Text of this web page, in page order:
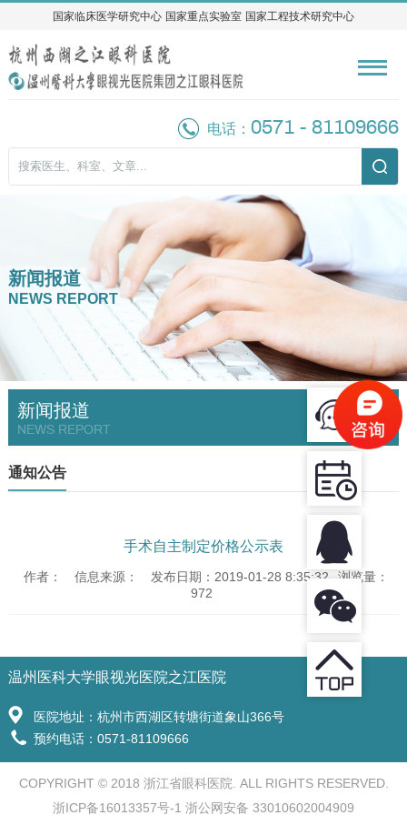
国家临床医学研究中心 国家重点实验室 国家工程技术研究中心
国家临床医学研究中心 国家重点实验室 国家工程技术研究中心
电话：0571 - 81109666
新闻报道
NEWS REPORT
新闻报道
NEWS REPORT
通知公告
手术自主制定价格公示表
作者： 信息来源： 发布日期：2019-01-28 8:35:32
浏览量：
972
温州医科大学眼视光医院之江医院
医院地址：杭州市西湖区转塘街道象山366号
预约电话：0571-81109666
COPYRIGHT © 2018 浙江省眼科医院. ALL RIGHTS RESERVED.
浙ICP备16013357号-1 浙公网安备 33010602004909